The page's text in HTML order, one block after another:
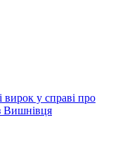
у справі про
Вишнівця